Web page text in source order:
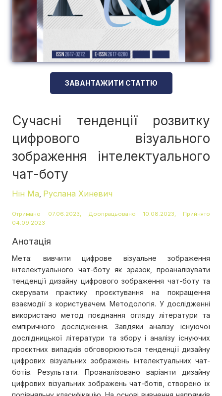
ЗАВАНТАЖИТИ СТАТТЮ
Сучасні тенденції розвитку
цифрового візуального
зображення інтелектуального
чат-боту
Нін Ма Руслана Хиневич
Отримано 07.06.2023, Доопрацьовано 10.08.2023, Прийнято
04.09.2023
Анотація
Мета: вивчити цифрове візуальне зображення
інтелектуального чат-боту як зразок, проаналізувати
тенденції дизайну цифрового зображення чат-боту та
скерувати практику проєктування на покращення
взаємодії з користувачем. Методологія. У дослідженні
використано метод поєднання огляду літератури та
емпіричного дослідження. Завдяки аналізу існуючої
дослідницької літератури та збору і аналізу існуючих
проєктних випадків обговорюються тенденції дизайну
цифрових візуальних зображень інтелектуальних чат-
ботів. Результати. Проаналізовано варіанти дизайну
цифрових візуальних зображень чат-ботів, створено їх